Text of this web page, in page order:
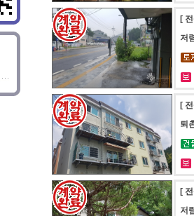
[
저
[
퇴
[
저